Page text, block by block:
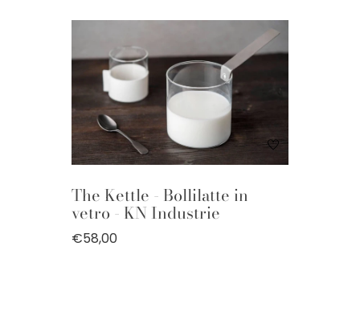
The Kettle - Bollilatte in
vetro - KN Industrie
€58,00